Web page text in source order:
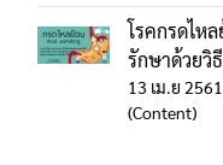
โรคกรดไห
รักษาด้วย
13 เม.ย 2561
(Content)